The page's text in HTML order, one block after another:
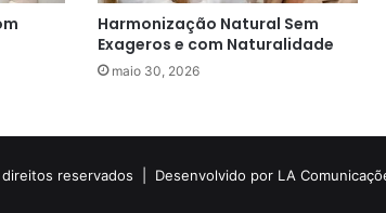
Harmonização Natural Sem
Exageros e com Naturalidade
maio 30, 2026
reservados | Desenvolvido por LA